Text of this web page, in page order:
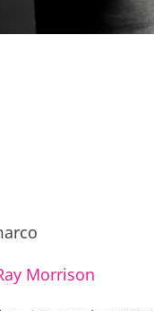
Morrison